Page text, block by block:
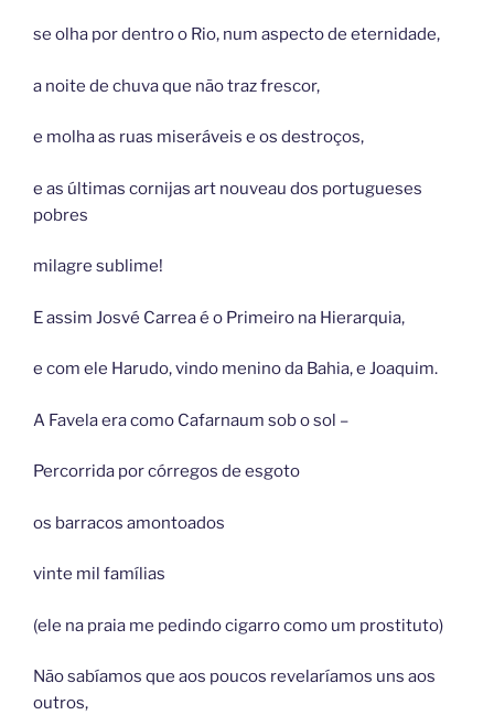
se olha por dentro o Rio, num aspecto de eternidade,
a noite de chuva que não traz frescor,
e molha as ruas miseráveis e os destroços,
e as últimas cornijas art nouveau dos portugueses
pobres
milagre sublime!
E assim Josvé Carrea é o Primeiro na Hierarquia,
e com ele Harudo, vindo menino da Bahia, e Joaquim.
A Favela era como Cafarnaum sob o sol –
Percorrida por córregos de esgoto
os barracos amontoados
vinte mil famílias
(ele na praia me pedindo cigarro como um prostituto)
Não sabíamos que aos poucos revelaríamos uns aos
outros,